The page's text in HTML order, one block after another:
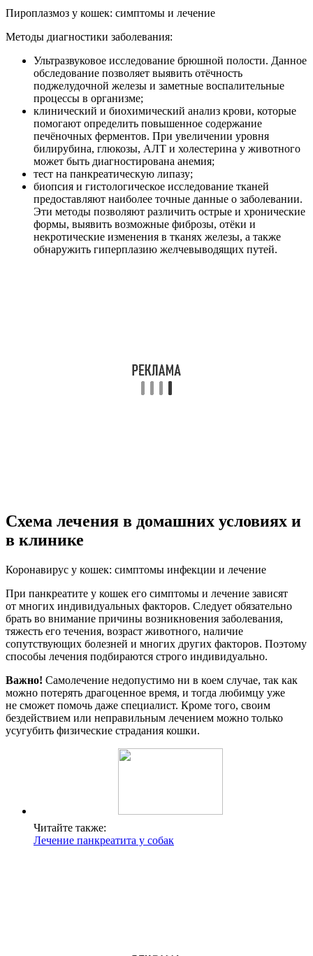
Пироплазмоз у кошек: симптомы и лечение
Методы диагностики заболевания:
Ультразвуковое исследование брюшной полости. Данное
обследование позволяет выявить отёчность
поджелудочной железы и заметные воспалительные
процессы в организме;
клинический и биохимический анализ крови, которые
помогают определить повышенное содержание
печёночных ферментов. При увеличении уровня
билирубина, глюкозы, АЛТ и холестерина у животного
может быть диагностирована анемия;
тест на панкреатическую липазу;
биопсия и гистологическое исследование тканей
предоставляют наиболее точные данные о заболевании.
Эти методы позволяют различить острые и хронические
формы, выявить возможные фиброзы, отёки и
некротические изменения в тканях железы, а также
обнаружить гиперплазию желчевыводящих путей.
Схема лечения в домашних условиях и
в клинике
Коронавирус у кошек: симптомы инфекции и лечение
При панкреатите у кошек его симптомы и лечение зависят
от многих индивидуальных факторов. Следует обязательно
брать во внимание причины возникновения заболевания,
тяжесть его течения, возраст животного, наличие
сопутствующих болезней и многих других факторов. Поэтому
способы лечения подбираются строго индивидуально.
Важно! Самолечение недопустимо ни в коем случае, так как
можно потерять драгоценное время, и тогда любимцу уже
не сможет помочь даже специалист. Кроме того, своим
бездействием или неправильным лечением можно только
усугубить физические страдания кошки.
Читайте также:
Лечение панкреатита у собак